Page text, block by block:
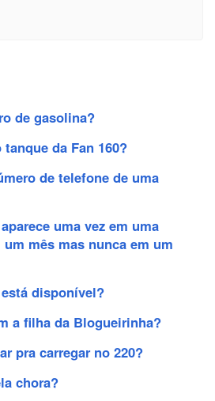
de gasolina?
da Fan 160?
de telefone de uma
uma vez em uma
mês mas nunca em um
disponível?
a filha da Blogueirinha?
pra carregar no 220?
chora?